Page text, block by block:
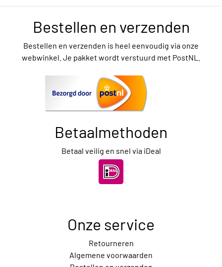
Bestellen en verzenden
Bestellen en verzenden is heel eenvoudig via onze
webwinkel. Je pakket wordt verstuurd met PostNL.
Betaalmethoden
Betaal veilig en snel via iDeal
Onze service
Retourneren
Algemene voorwaarden